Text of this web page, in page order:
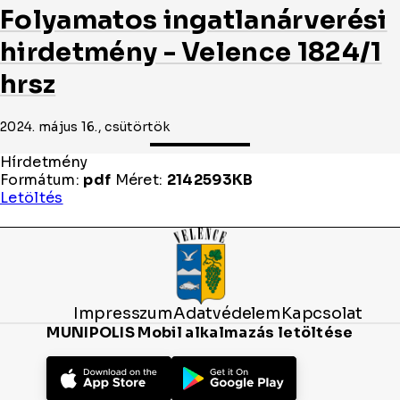
Folyamatos ingatlanárverési
hirdetmény - Velence 1824/1
hrsz
2024. május 16., csütörtök
Hírdetmény
Formátum: pdf Méret: 2142593KB
Letöltés
ImpresszumAdatvédelemKapcsolat
MUNIPOLIS Mobil alkalmazás letöltése